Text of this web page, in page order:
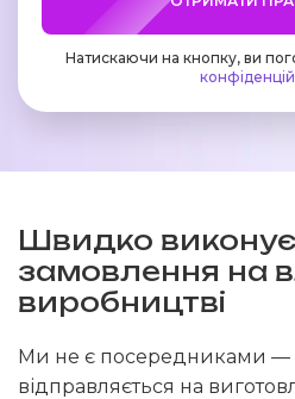
Натискаючи на кнопку, ви
Швидко
замовлення на
виробництві
Ми не є посередниками —
відправляється на